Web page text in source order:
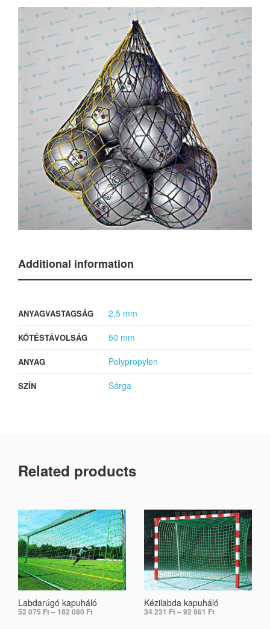
Additional information
ANYAGVASTAGSÁG 2,5 mm
KÖTÉSTÁVOLSÁG 50 mm
ANYAG Polypropylen
SZÍN Sárga
Related products
Labdarúgó kapuháló
52 075 Ft– 182 080 Ft
Kézilabda kapuháló
34 231 Ft–92 861 Ft